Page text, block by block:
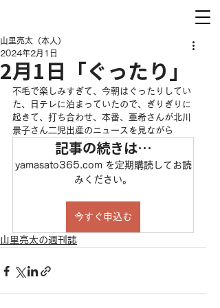
2月1日「ぐったり」
山里亮太（本人）
2024年2月1日
不毛で楽しみすぎて、今朝はぐったりしてい
た、日テレに泊まっていたので、ぎりぎりに
起きて、打ち合わせ、本番、亜希さんが北川
景子さん二児出産のニュースを見ながら
記事の続きは…
yamasato365.com を定期購読してお読
みください。
今すぐ申込む
山里亮太の週刊誌